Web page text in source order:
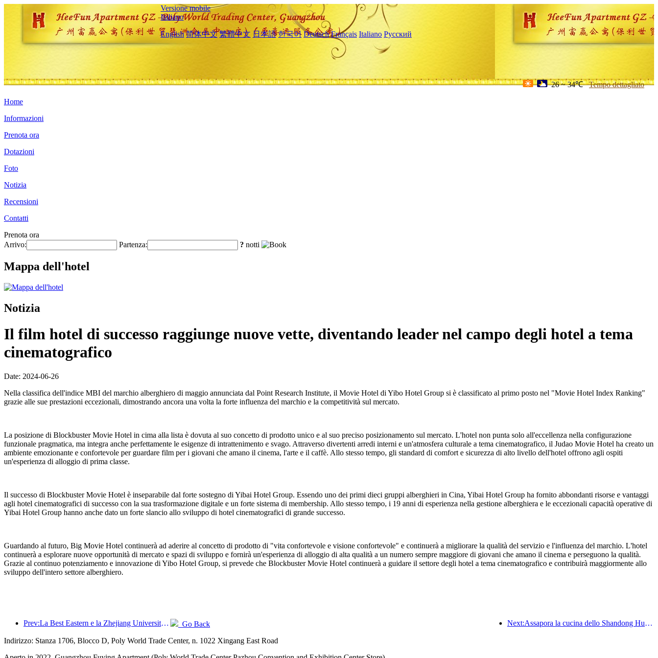
Versione mobile
Italiano
English 简体中文 繁體中文 日本語 한국어 Deutsch Français Italiano Русский
26 ~ 34℃ Tempo dettagliato
Home
Informazioni
Prenota ora
Dotazioni
Foto
Notizia
Recensioni
Contatti
Prenota ora
Arrivo:
Partenza: ? notti
Mappa dell'hotel
Notizia
Il film hotel di successo raggiunge nuove vette, diventando leader nel campo degli hotel a tema
cinematografico
Date: 2024-06-26
Nella classifica dell'indice MBI del marchio alberghiero di maggio annunciata dal Point Research Institute, il Movie Hotel di Yibo Hotel Group si è classificato al primo posto nel "Movie Hotel Index Ranking"
grazie alle sue prestazioni eccezionali, dimostrando ancora una volta la forte influenza del marchio e la competitività sul mercato.
La posizione di Blockbuster Movie Hotel in cima alla lista è dovuta al suo concetto di prodotto unico e al suo preciso posizionamento sul mercato. L'hotel non punta solo all'eccellenza nella configurazione
funzionale pragmatica, ma integra anche perfettamente le esigenze di intrattenimento e svago. Attraverso divertenti arredi interni e un'atmosfera culturale a tema cinematografico, il Judao Movie Hotel ha creato un
ambiente emozionante e confortevole per guardare film per i giovani che amano il cinema, l'arte e il caffè. Allo stesso tempo, gli standard di comfort e sicurezza di alto livello dell'hotel offrono agli ospiti
un'esperienza di alloggio di prima classe.
Il successo di Blockbuster Movie Hotel è inseparabile dal forte sostegno di Yibai Hotel Group. Essendo uno dei primi dieci gruppi alberghieri in Cina, Yibai Hotel Group ha fornito abbondanti risorse e vantaggi
agli hotel cinematografici di successo con la sua trasformazione digitale e un forte sistema di membership. Allo stesso tempo, i 19 anni di esperienza nella gestione alberghiera e le eccezionali capacità operative di
Yibai Hotel Group hanno anche dato un forte slancio allo sviluppo di hotel cinematografici di grande successo.
Guardando al futuro, Big Movie Hotel continuerà ad aderire al concetto di prodotto di "vita confortevole e visione confortevole" e continuerà a migliorare la qualità del servizio e l'influenza del marchio. L'hotel
continuerà a esplorare nuove opportunità di mercato e spazi di sviluppo e fornirà un'esperienza di alloggio di alta qualità a un numero sempre maggiore di giovani che amano il cinema e perseguono la qualità.
Grazie al continuo potenziamento e innovazione di Yibo Hotel Group, si prevede che Blockbuster Movie Hotel continuerà a guidare il settore degli hotel a tema cinematografico e contribuirà maggiormente allo
sviluppo dell'intero settore alberghiero.
Prev:La Best Eastern e la Zhejiang University of Technology Zhijiang College hanno organizzato con successo il forum formativo collaborativo 'Integrazione intelligente · Futuro condiviso' Next:Assapora la cucina dello Shandong Huali Feast Stagione 2: Lancio ufficiale del tour nazionale della cucina dello Shandong del Wanda Hotels National Linkage 2024
Go Back
Indirizzo: Stanza 1706, Blocco D, Poly World Trade Center, n. 1022 Xingang East Road